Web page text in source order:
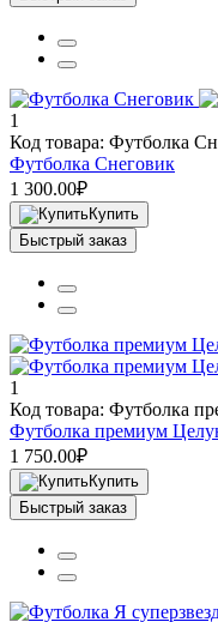
1
Код товара: Футболка
Футболка Снеговик
1 300.00₽
Купить
Быстрый заказ
1
Код товара: Футболка
Футболка премиум
1 750.00₽
Купить
Быстрый заказ